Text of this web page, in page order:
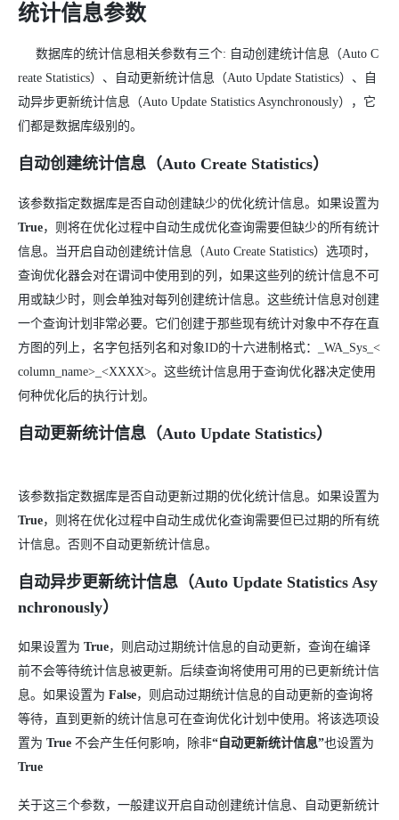
统计信息参数
数据库的统计信息相关参数有三个: 自动创建统计信息（Auto C
reate Statistics）、自动更新统计信息（Auto Update Statistics）、自
动异步更新统计信息（Auto Update Statistics Asynchronously），它
们都是数据库级别的。
自动创建统计信息（Auto Create Statistics）
该参数指定数据库是否自动创建缺少的优化统计信息。如果设置为
True，则将在优化过程中自动生成优化查询需要但缺少的所有统计
信息。当开启自动创建统计信息（Auto Create Statistics）选项时，
查询优化器会对在谓词中使用到的列，如果这些列的统计信息不可
用或缺少时，则会单独对每列创建统计信息。这些统计信息对创建
一个查询计划非常必要。它们创建于那些现有统计对象中不存在直
方图的列上，名字包括列名和对象ID的十六进制格式：_WA_Sys_<
column_name>_<XXXX>。这些统计信息用于查询优化器决定使用
何种优化后的执行计划。
自动更新统计信息（Auto Update Statistics）
该参数指定数据库是否自动更新过期的优化统计信息。如果设置为
True，则将在优化过程中自动生成优化查询需要但已过期的所有统
计信息。否则不自动更新统计信息。
自动异步更新统计信息（Auto Update Statistics Asy
nchronously）
如果设置为 True，则启动过期统计信息的自动更新，查询在编译
前不会等待统计信息被更新。后续查询将使用可用的已更新统计信
息。如果设置为 False，则启动过期统计信息的自动更新的查询将
等待，直到更新的统计信息可在查询优化计划中使用。将该选项设
置为 True 不会产生任何影响，除非“自动更新统计信息”也设置为
True
关于这三个参数，一般建议开启自动创建统计信息、自动更新统计